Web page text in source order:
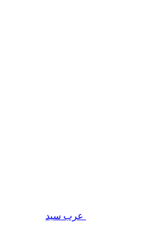
عرب سيد